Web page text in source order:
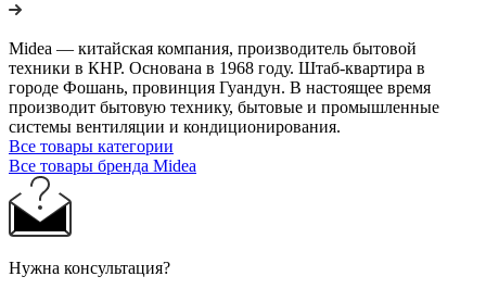
Midea — китайская компания, производитель бытовой
техники в КНР. Основана в 1968 году. Штаб-квартира в
городе Фошань, провинция Гуандун. В настоящее время
производит бытовую технику, бытовые и промышленные
системы вентиляции и кондиционирования.
Все товары категории
Все товары бренда Midea
Нужна консультация?